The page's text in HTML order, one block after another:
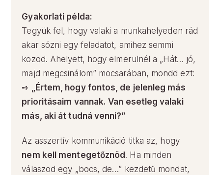
Gyakorlati példa:
Tegyük fel, hogy valaki a munkahelyeden rád
akar sózni egy feladatot, amihez semmi
közöd. Ahelyett, hogy elmerülnél a „Hát… jó,
majd megcsinálom” mocsarában, mondd ezt:
➺ „Értem, hogy fontos, de jelenleg más
prioritásaim vannak. Van esetleg valaki
más, aki át tudná venni?”
Az asszertív kommunikáció titka az, hogy
nem kell mentegetőznöd . Ha minden
válaszod egy „bocs, de…” kezdetű mondat,